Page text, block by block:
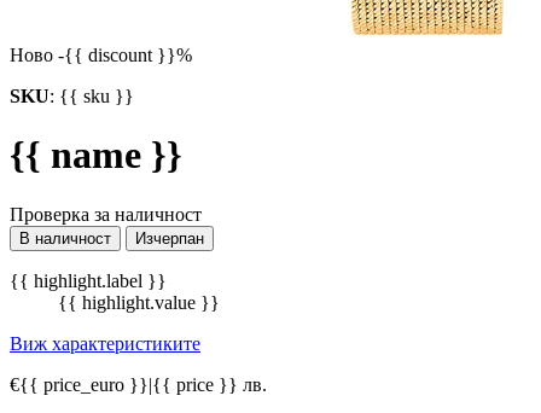
Ново -{{ discount }}%
SKU: {{ sku }}
{{ name }}
Проверка за наличност
В наличност Изчерпан
{{ highlight.label }}
{{ highlight.value }}
Виж характеристиките
€{{ price_euro }}|{{ price }} лв.